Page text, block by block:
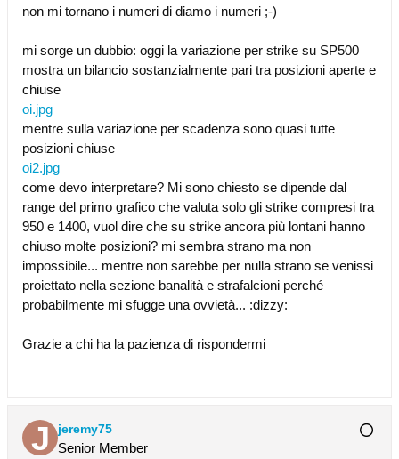
non mi tornano i numeri di diamo i numeri ;-)
mi sorge un dubbio: oggi la variazione per strike su SP500
mostra un bilancio sostanzialmente pari tra posizioni aperte e
chiuse
oi.jpg
mentre sulla variazione per scadenza sono quasi tutte
posizioni chiuse
oi2.jpg
come devo interpretare? Mi sono chiesto se dipende dal
range del primo grafico che valuta solo gli strike compresi tra
950 e 1400, vuol dire che su strike ancora più lontani hanno
chiuso molte posizioni? mi sembra strano ma non
impossibile... mentre non sarebbe per nulla strano se venissi
proiettato nella sezione banalità e strafalcioni perché
probabilmente mi sfugge una ovvietà... :dizzy:
Grazie a chi ha la pazienza di rispondermi
jeremy75
Senior Member